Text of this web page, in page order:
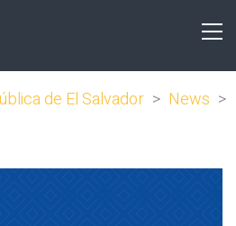
de El Salvador > News >